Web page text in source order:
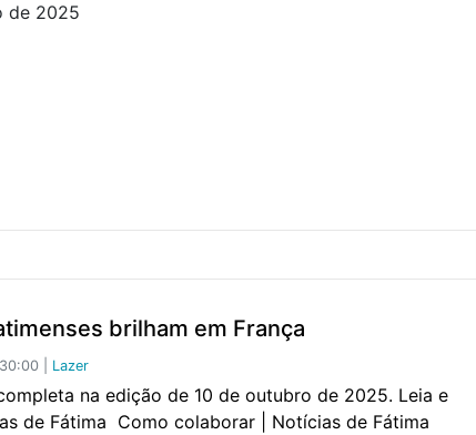
de 2025
brilham em França
| Lazer
na edição de 10 de outubro de 2025. Leia e
de Fátima Como colaborar | Notícias de Fátima